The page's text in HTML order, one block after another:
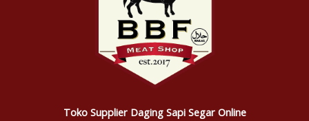
Toko Supplier Daging Sapi Segar Online